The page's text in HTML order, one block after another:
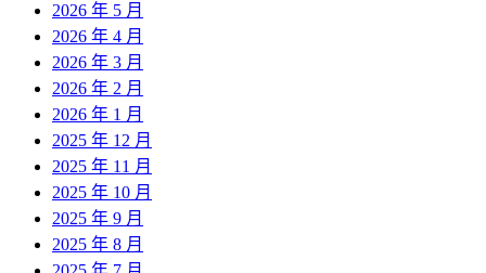
2026 年 5 月
2026 年 4 月
2026 年 3 月
2026 年 2 月
2026 年 1 月
2025 年 12 月
2025 年 11 月
2025 年 10 月
2025 年 9 月
2025 年 8 月